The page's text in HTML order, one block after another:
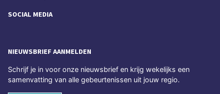
SOCIAL MEDIA
NIEUWSBRIEF AANMELDEN
Schrijf je in voor onze nieuwsbrief en krijg wekelijks een
samenvatting van alle gebeurtenissen uit jouw regio.